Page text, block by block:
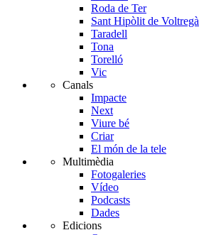
Roda de Ter
Sant Hipòlit de Voltregà
Taradell
Tona
Torelló
Vic
Canals
Impacte
Next
Viure bé
Criar
El món de la tele
Multimèdia
Fotogaleries
Vídeo
Podcasts
Dades
Edicions